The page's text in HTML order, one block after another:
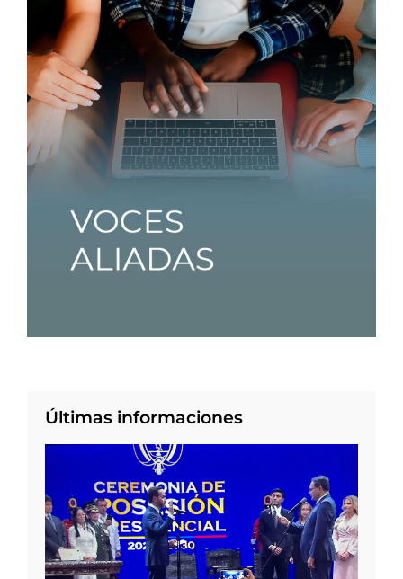
Últimas informaciones